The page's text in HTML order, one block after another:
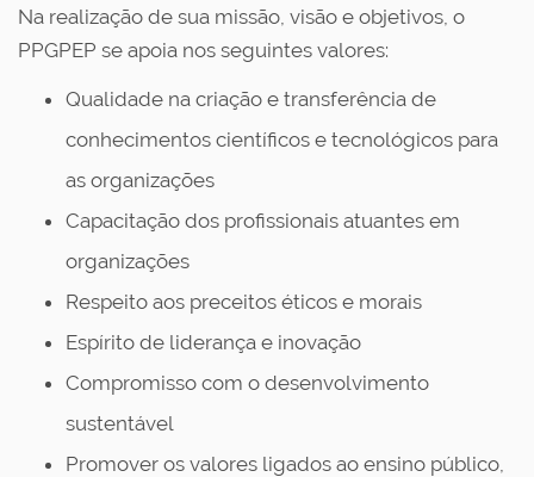
Na realização de sua missão, visão e objetivos, o
PPGPEP se apoia nos seguintes valores:
Qualidade na criação e transferência de
conhecimentos científicos e tecnológicos para
as organizações
Capacitação dos profissionais atuantes em
organizações
Respeito aos preceitos éticos e morais
Espírito de liderança e inovação
Compromisso com o desenvolvimento
sustentável
Promover os valores ligados ao ensino público,